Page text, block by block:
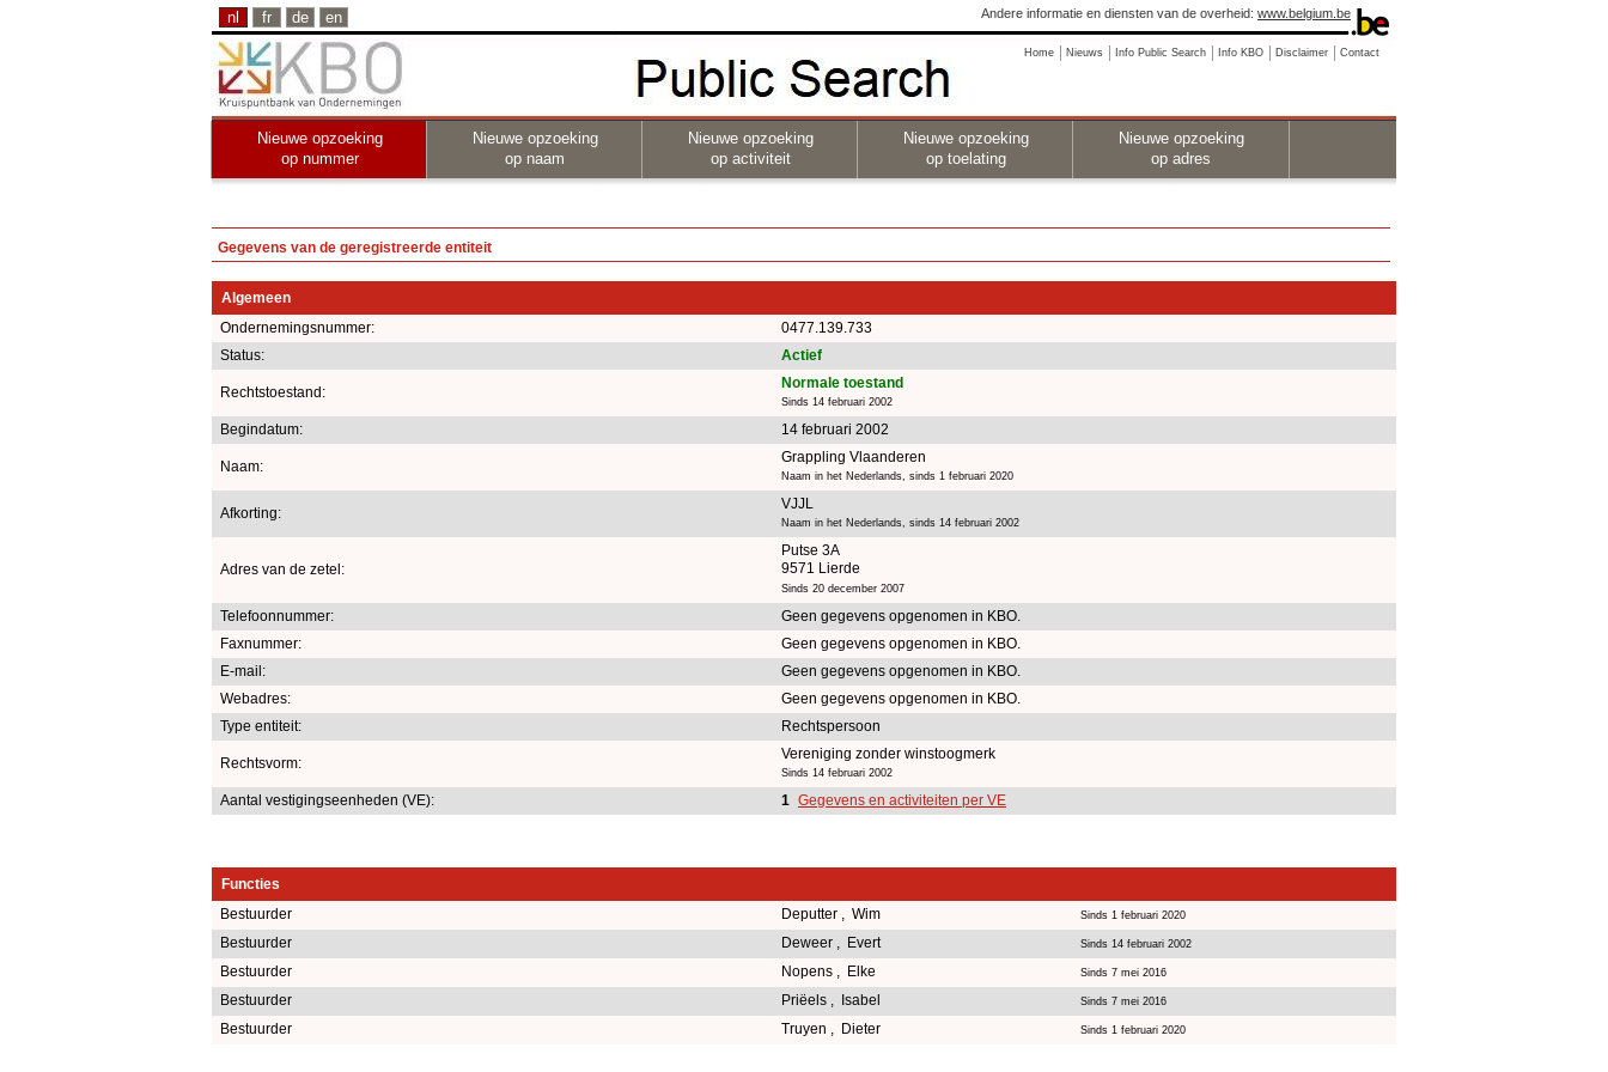
nl fr de en Andere informatie en diensten van de overheid: www.belgium.be
Home Nieuws Info Public Search Info KBO Disclaimer Contact
Nieuwe opzoeking
op nummer
Nieuwe opzoeking
op naam
Nieuwe opzoeking
op activiteit
Nieuwe opzoeking
op toelating
Nieuwe opzoeking
op adres
Gegevens van de geregistreerde entiteit
Algemeen
Ondernemingsnummer:
0477.139.733
Status:
Actief
Rechtstoestand:
Normale toestand
Sinds 14 februari 2002
Begindatum: 14 februari 2002
Naam:
Grappling Vlaanderen
Naam in het Nederlands, sinds 1 februari 2020
Afkorting:
VJJL
Naam in het Nederlands, sinds 14 februari 2002
Adres van de zetel:
Putse 3A
9571 Lierde
Sinds 20 december 2007
Telefoonnummer:
Geen gegevens opgenomen in KBO.
Faxnummer:
Geen gegevens opgenomen in KBO.
E-mail:
Geen gegevens opgenomen in KBO.
Webadres:
Geen gegevens opgenomen in KBO.
Type entiteit:
Rechtspersoon
Rechtsvorm:
Vereniging zonder winstoogmerk
Sinds 14 februari 2002
Aantal vestigingseenheden (VE): 1 Gegevens en activiteiten per VE
Functies
Bestuurder
Deputter , Wim Sinds 1 februari 2020
Bestuurder Deweer , Evert Sinds 14 februari 2002
Bestuurder Nopens , Elke Sinds 7 mei 2016
Bestuurder Priëels , Isabel Sinds 7 mei 2016
Bestuurder Truyen , Dieter Sinds 1 februari 2020